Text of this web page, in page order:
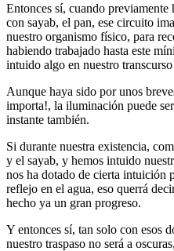
Entonces sí, cuando
con sayab, el pan, ese circuito
nuestro organismo físico, para
habiendo trabajado hasta este
intuido algo en nuestro
Aunque haya sido por unos
importa!, la iluminación puede
instante también.
Si durante nuestra existencia,
y el sayab, y hemos intuido
nos ha dotado de cierta intuición
reflejo en el agua, eso querrá
hecho ya un gran progreso.
Y entonces sí, tan solo con esos
nuestro traspaso no será a